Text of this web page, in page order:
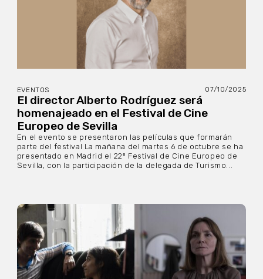
EVENTOS 07/10/2025
El director Alberto Rodríguez será
homenajeado en el Festival de Cine
Europeo de Sevilla
En el evento se presentaron las películas que formarán
parte del festival La mañana del martes 6 de octubre se ha
presentado en Madrid el 22º Festival de Cine Europeo de
Sevilla, con la participación de la delegada de Turismo...